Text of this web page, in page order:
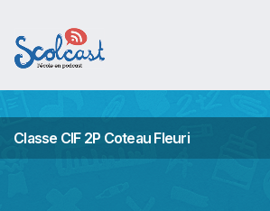
Classe CIF 2P Coteau Fleuri